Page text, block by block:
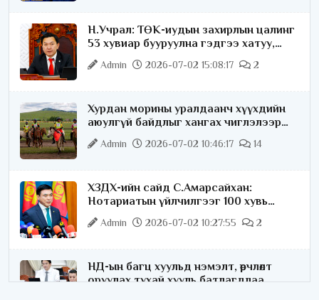
Н.Учрал: ТӨК-иудын захирлын цалинг
53 хувиар бууруулна гэдгээ хатуу,
хариуцлагатайгаар хэлье
Admin 2026-07-02 15:08:17 2
Хурдан морины уралдаанч хүүхдийн
аюулгүй байдлыг хангах чиглэлээр
ажиллаж байна
Admin 2026-07-02 10:46:17 14
ХЗДХ-ийн сайд С.Амарсайхан:
Нотариатын үйлчилгээг 100 хувь
цахимжуулна
Admin 2026-07-02 10:27:55 2
НД-ын багц хуульд нэмэлт, өөрчлөлт
оруулах тухай хууль батлагдлаа